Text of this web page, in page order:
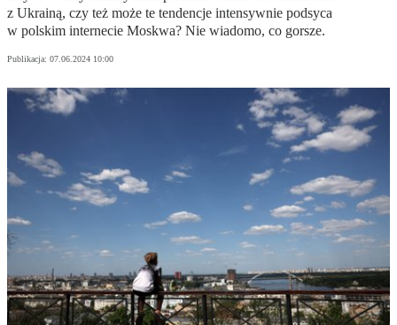
z Ukrainą, czy też może te tendencje intensywnie podsyca
w polskim internecie Moskwa? Nie wiadomo, co gorsze.
Publikacja: 07.06.2024 10:00